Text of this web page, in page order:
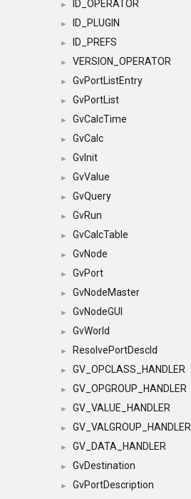
► ID_OPERATOR
► ID_PLUGIN
► ID_PREFS
► VERSION_OPERATOR
► GvPortListEntry
► GvPortList
► GvCalcTime
► GvCalc
► GvInit
► GvValue
► GvQuery
► GvRun
► GvCalcTable
► GvNode
► GvPort
► GvNodeMaster
► GvNodeGUI
► GvWorld
► ResolvePortDescId
► GV_OPCLASS_HANDLER
► GV_OPGROUP_HANDLER
► GV_VALUE_HANDLER
► GV_VALGROUP_HANDLER
► GV_DATA_HANDLER
► GvDestination
► GvPortDescription